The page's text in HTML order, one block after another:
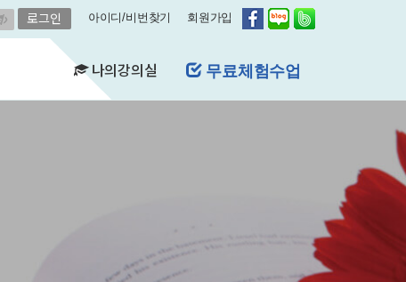
아이디/비번찾기 회원가입
영어첨삭
나의강의실 무료체험수업